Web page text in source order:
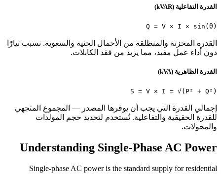
القدرة التفاعلية (kVAR)
Q = V × I × sin(θ)
القدرة المخزنة والمنطلقة من الأحمال الحثية والسعوية. تسبب تيارًا
دون أداء عمل مفيد، مما يزيد من فقد الكابلات.
القدرة الظاهرية (kVA)
S = V × I = √(P² + Q²)
إجمالي القدرة التي يجب أن يوفرها المصدر — المجموع المتجهي
للقدرة الحقيقية والتفاعلية. تُستخدم لتحديد حجم المولدات
والمحولات.
Understanding Single-Phase AC Power
Single-phase AC power is the standard supply for residential